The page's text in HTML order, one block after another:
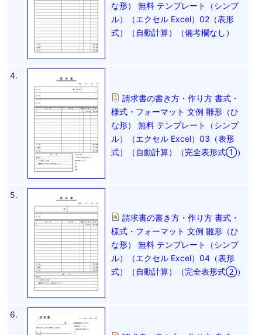
な形） 無料 テンプレート（シンプ
ル）（エクセル Excel）02（表形
式）（自動計算）（備考欄なし）
4.
請求書の書き方・作り方 書式・
様式・フォーマット 文例 雛形（ひ
な形） 無料 テンプレート（シンプ
ル）（エクセル Excel）03（表形
式）（自動計算）（完全表形式①）
5.
請求書の書き方・作り方 書式・
様式・フォーマット 文例 雛形（ひ
な形） 無料 テンプレート（シンプ
ル）（エクセル Excel）04（表形
式）（自動計算）（完全表形式②）
6.